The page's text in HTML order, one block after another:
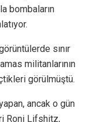
bombaların
sınır
militanlarının
görülmüştü.
ancak o gün
Roni Lifshitz,